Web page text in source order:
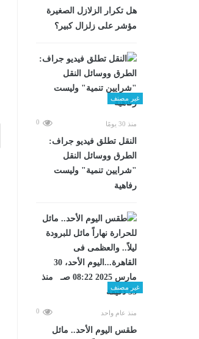
هل تكرار الزلازل الصغيرة
مؤشر على زلزال كبير؟
غير مصنف
منذ 30 يومًا 0
​النقل تطلق فيديو جراف:
الطرق ووسائل النقل
"شرايين تنمية" وليست
رفاهية
غير مصنف
منذ عام واحد 0
طقس اليوم الأحد.. مائل